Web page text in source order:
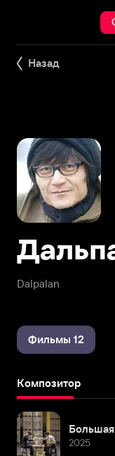
Назад
Dalpalan
Фильмы 12
Композитор
2025